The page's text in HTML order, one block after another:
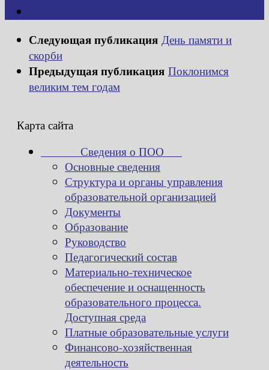
Следующая публикация День памяти и
скорби
Предыдущая публикация Поклонимся
великим тем годам
Карта сайта
Сведения о ПОО
Основные сведения
Структура и органы управления
образовательной организацией
Документы
Образование
Руководство
Педагогический состав
Материально-техническое
обеспечение и оснащенность
образовательного процесса.
Доступная среда
Платные образовательные услуги
Финансово-хозяйственная
деятельность